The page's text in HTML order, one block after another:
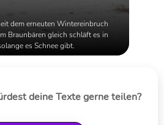
dem erneuten Wintereinbruch
Braunbären gleich schläft es in
es Schnee gibt.
deine Texte gerne teilen?